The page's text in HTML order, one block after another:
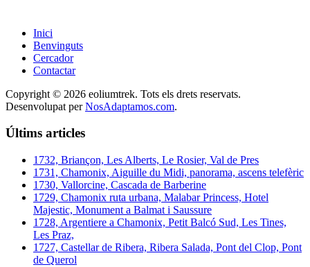
Inici
Benvinguts
Cercador
Contactar
Copyright © 2026 eoliumtrek. Tots els drets reservats.
Desenvolupat perNosAdaptamos.com.
Últims articles
1732, Briançon, Les Alberts, Le Rosier, Val de Pres
1731, Chamonix, Aiguille du Midi, panorama, ascens telefèric
1730, Vallorcine, Cascada de Barberine
1729, Chamonix ruta urbana, Malabar Princess, Hotel
Majestic, Monument a Balmat i Saussure
1728, Argentiere a Chamonix, Petit Balcó Sud, Les Tines,
Les Praz,
1727, Castellar de Ribera, Ribera Salada, Pont del Clop, Pont
de Querol